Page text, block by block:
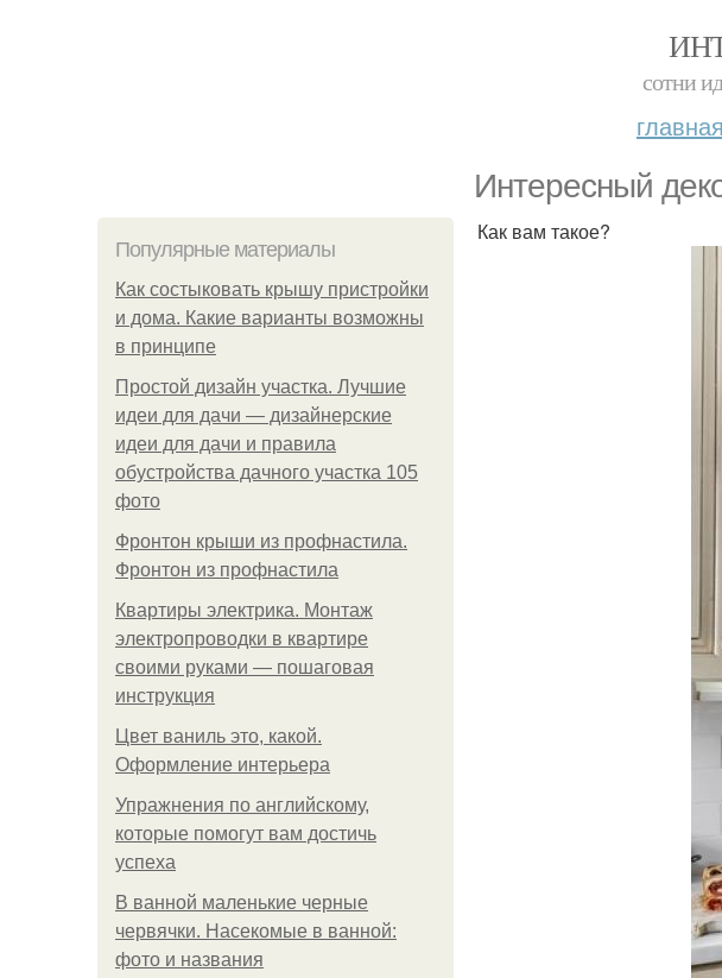
сотни
главная
Интересный
Популярные материалы
Как состыковать крышу пристройки
и дома. Какие варианты возможны
в принципе
Простой дизайн участка. Лучшие
идеи для дачи — дизайнерские
идеи для дачи и правила
обустройства дачного участка 105
фото
Фронтон крыши из профнастила.
Фронтон из профнастила
Квартиры электрика. Монтаж
электропроводки в квартире
своими руками — пошаговая
инструкция
Цвет ваниль это, какой.
Оформление интерьера
Упражнения по английскому,
которые помогут вам достичь
успеха
В ванной маленькие черные
червячки. Насекомые в ванной:
фото и названия
Как вам такое?